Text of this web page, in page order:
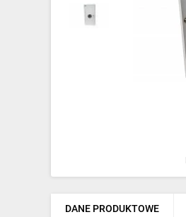
Gniazda i łączniki
Ogrzewanie
Elektronarzędzia i mierniki
DANE PRODUKTOWE